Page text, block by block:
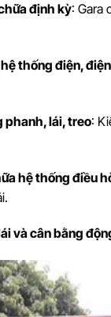
định kỳ: Gara
thống điện,
phanh, lái, treo:
hệ thống điều
và cân bằng